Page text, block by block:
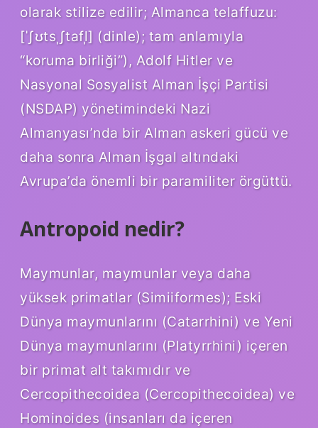
olarak stilize edilir; Almanca telaffuzu:
[ˈʃʊtsˌʃtafl̩] (dinle); tam anlamıyla
“koruma birliği”), Adolf Hitler ve
Nasyonal Sosyalist Alman İşçi Partisi
(NSDAP) yönetimindeki Nazi
Almanyası’nda bir Alman askeri gücü ve
daha sonra Alman İşgal altındaki
Avrupa’da önemli bir paramiliter örgüttü.
Antropoid nedir?
Maymunlar, maymunlar veya daha
yüksek primatlar (Simiiformes); Eski
Dünya maymunlarını (Catarrhini) ve Yeni
Dünya maymunlarını (Platyrrhini) içeren
bir primat alt takımıdır ve
Cercopithecoidea (Cercopithecoidea) ve
Hominoides (insanları da içeren